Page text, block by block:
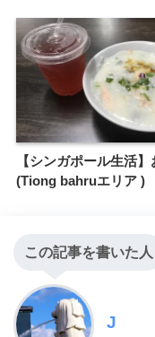
【シンガポール生活
(Tiong bahruエリア )
この記事を書いた人
J